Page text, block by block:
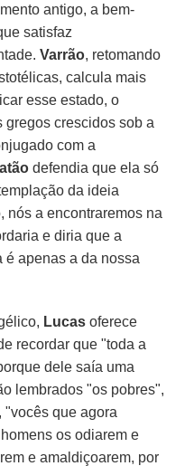
antigo, a bem-
satisfaz
Varrão, retomando
calcula mais
esse estado, o
gregos crescidos sob a
com a
defendia que ela só
da ideia
nós a encontraremos na
e diria que a
é apenas a da nossa
Lucas oferece
recordar que "toda a
dele saía uma
lembrados "os pobres",
"vocês que agora
os odiarem e
e amaldiçoarem, por